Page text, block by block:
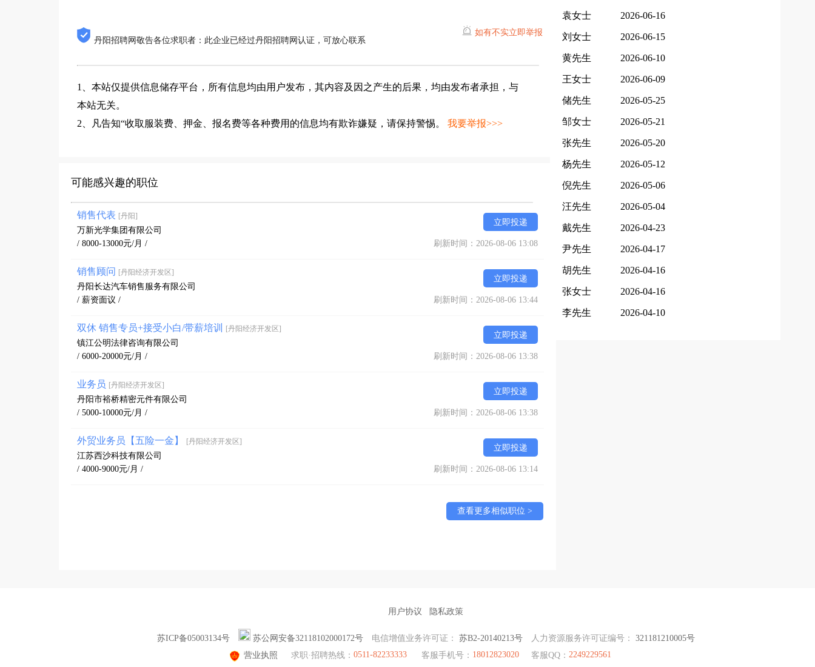
丹阳招聘网敬告各位求职者：此企业已经过丹阳招聘网认证，可放心联系
如有不实立即举报
1、本站仅提供信息储存平台，所有信息均由用户发布，其内容及因之产生的后果，均由发布者承担，与
本站无关。
2、凡告知“收取服装费、押金、报名费等各种费用的信息均有欺诈嫌疑，请保持警惕。 我要举报>>>
可能感兴趣的职位
销售代表 [丹阳]
立即投递
万新光学集团有限公司
/ 8000-13000元/月 /
刷新时间：2026-08-06 13:08
销售顾问 [丹阳经济开发区]
立即投递
丹阳长达汽车销售服务有限公司
/ 薪资面议 /
刷新时间：2026-08-06 13:44
双休 销售专员+接受小白/带薪培训 [丹阳经济开发区]
立即投递
镇江公明法律咨询有限公司
/ 6000-20000元/月 /
刷新时间：2026-08-06 13:38
业务员 [丹阳经济开发区]
立即投递
丹阳市裕桥精密元件有限公司
/ 5000-10000元/月 /
刷新时间：2026-08-06 13:38
外贸业务员【五险一金】 [丹阳经济开发区]
立即投递
江苏西沙科技有限公司
/ 4000-9000元/月 /
刷新时间：2026-08-06 13:14
查看更多相似职位 >
袁女士 2026-06-16
刘女士 2026-06-15
黄先生 2026-06-10
王女士 2026-06-09
储先生 2026-05-25
邹女士 2026-05-21
张先生 2026-05-20
杨先生 2026-05-12
倪先生 2026-05-06
汪先生 2026-05-04
戴先生 2026-04-23
尹先生 2026-04-17
胡先生 2026-04-16
张女士 2026-04-16
李先生 2026-04-10
用户协议 隐私政策
苏ICP备05003134号 苏公网安备32118102000172号 电信增值业务许可证： 苏B2-20140213号 人力资源服务许可证编号： 321181210005号
营业执照
求职·招聘热线： 0511-82233333 客服手机号： 18012823020 客服QQ： 2249229561